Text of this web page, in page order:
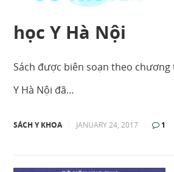
học Y Hà Nội
Sách được biên soạn theo
Y Hà Nội đã…
SÁCH Y KHOA JANUARY 24, 2017 1